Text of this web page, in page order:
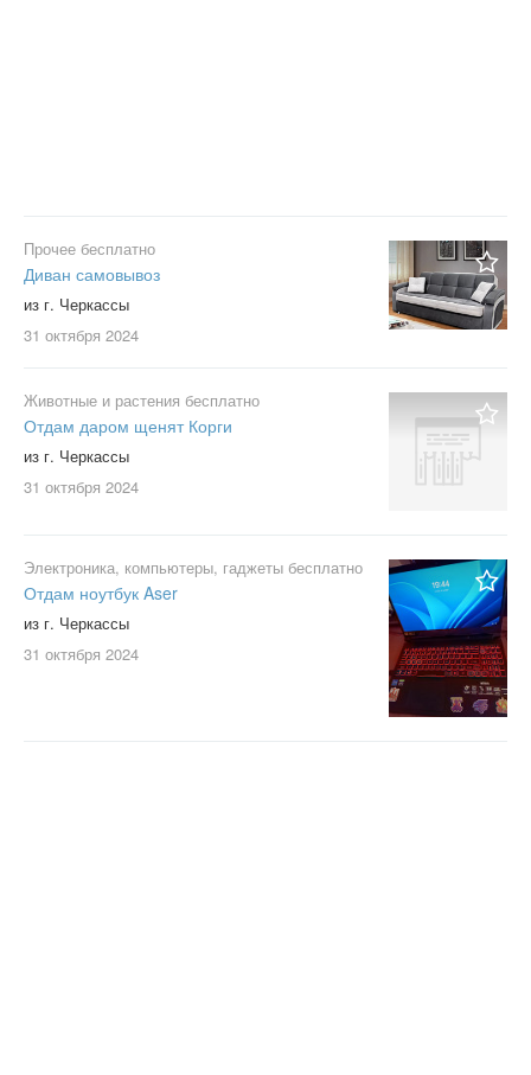
Прочее бесплатно
Диван самовывоз
из г. Черкассы
31 октября 2024
Животные и растения бесплатно
Отдам даром щенят Корги
из г. Черкассы
31 октября 2024
Электроника, компьютеры, гаджеты бесплатно
Отдам ноутбук Aser
из г. Черкассы
31 октября 2024